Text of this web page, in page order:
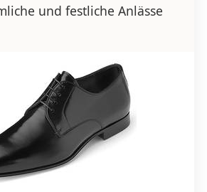
und festliche Anlässe